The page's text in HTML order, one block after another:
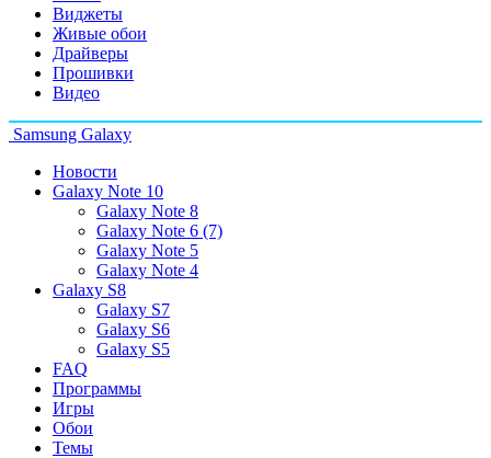
Виджеты
Живые обои
Драйверы
Прошивки
Видео
Samsung Galaxy
Новости
Galaxy Note 10
Galaxy Note 8
Galaxy Note 6 (7)
Galaxy Note 5
Galaxy Note 4
Galaxy S8
Galaxy S7
Galaxy S6
Galaxy S5
FAQ
Программы
Игры
Обои
Темы